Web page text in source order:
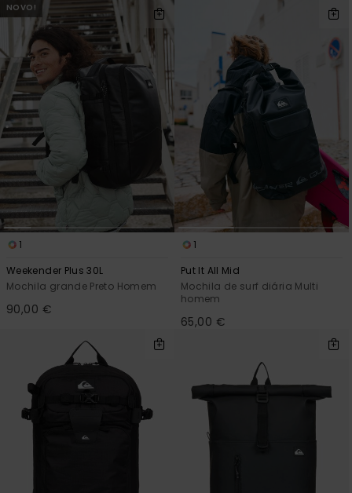
NOVO!
1
Weekender Plus 30L
Mochila grande Preto Homem
90,00 €
1
Put It All Mid
Mochila de surf diária Multi
homem
65,00 €